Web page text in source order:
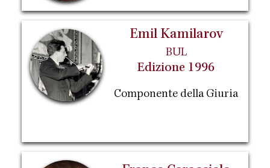
Emil Kamilarov
BUL
Edizione 1996
Componente della Giuria